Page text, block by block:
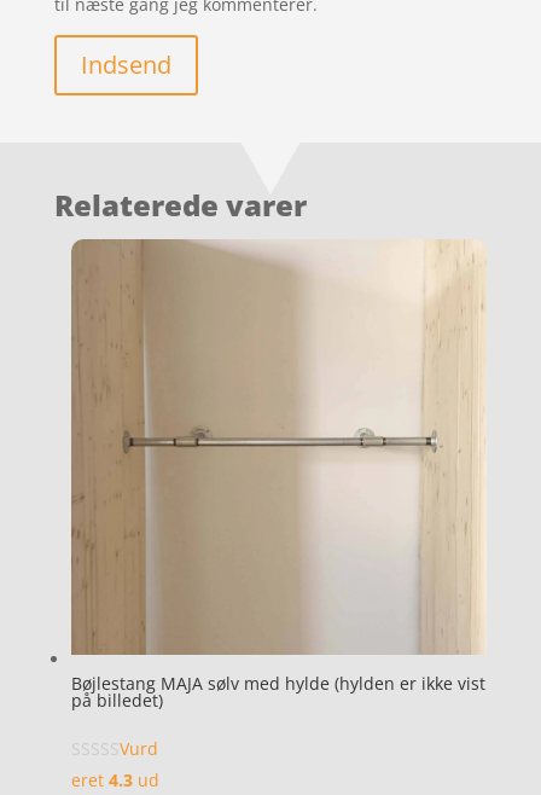
Indsend
Relaterede varer
Bøjlestang MAJA sølv med hylde (hylden er ikke vist
på billedet)
Vurd
eret 4.3ud